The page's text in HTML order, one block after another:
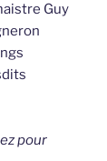
Guy
pour